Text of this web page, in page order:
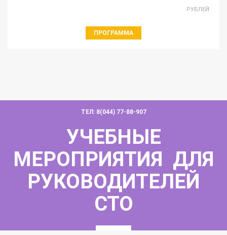
РУБЛЕЙ
ПРОГРАММА
ТЕЛ: 8(044) 77-88-907
УЧЕБНЫЕ
МЕРОПРИЯТИЯ ДЛЯ
РУКОВОДИТЕЛЕЙ
СТО